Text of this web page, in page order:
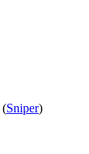
(Sniper)